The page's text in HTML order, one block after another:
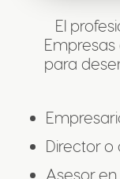
El
Empresas
para
Director o
Asesor